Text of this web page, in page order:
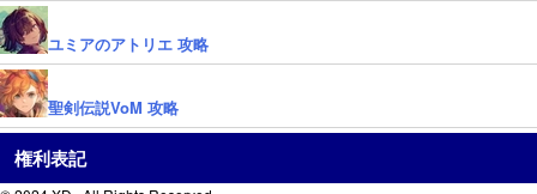
ユミアのアトリエ 攻略
聖剣伝説VoM 攻略
権利表記